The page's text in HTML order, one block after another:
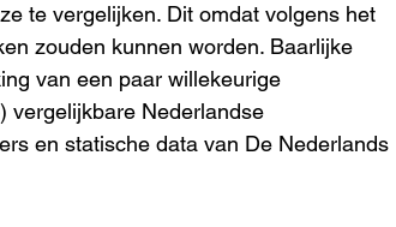
te vergelijken. Dit omdat volgens het
zouden kunnen worden. Baarlijke
van een paar willekeurige
vergelijkbare Nederlandse
en statische data van De Nederlands